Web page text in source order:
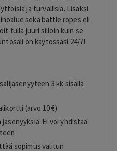
ja turvallisia. Lisäksi
sekä battle ropes eli
tulla juuri silloin kuin se
on käytössäsi 24/7!
3 kk sisällä
(arvo 10 €)
Ei voi yhdistää
sopimus valitun